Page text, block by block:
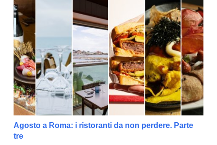
Agosto a Roma: i ristoranti da non perdere. Parte
tre